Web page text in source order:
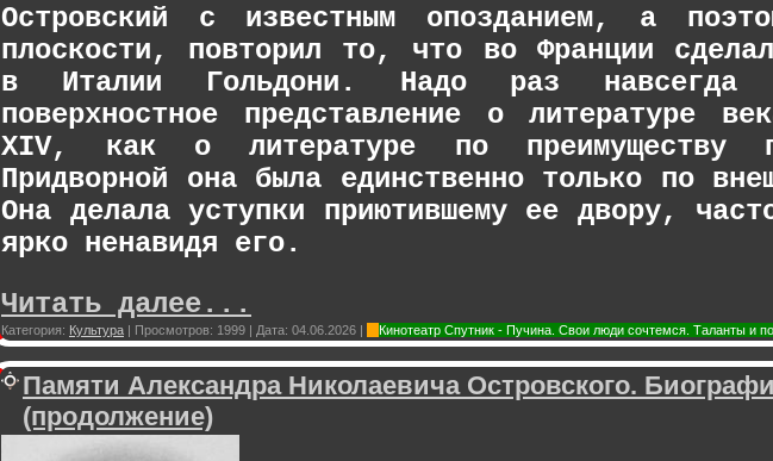
Островский с известным опозданием, а
плоскости, повторил то, что во Франции
в Италии Гольдони. Надо раз навсегда
поверхностное представление о литературе
XIV, как о литературе по преимуществу
Придворной она была единственно только по
Она делала уступки приютившему ее двору,
ярко ненавидя его.
Читать далее...
Категория: Культура | Просмотров: 1999 | Дата: 04.06.2026 | Кинотеатр Спутник - Пучина. Свои люди сочтемся. Таланты и
Памяти Александра Николаевича Островского.
(продолжение)